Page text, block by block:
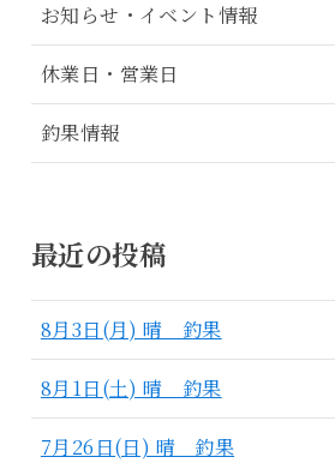
お知らせ・イベント情報
休業日・営業日
釣果情報
最近の投稿
8月3日(月) 晴 釣果
8月1日(土) 晴 釣果
7月26日(日) 晴 釣果